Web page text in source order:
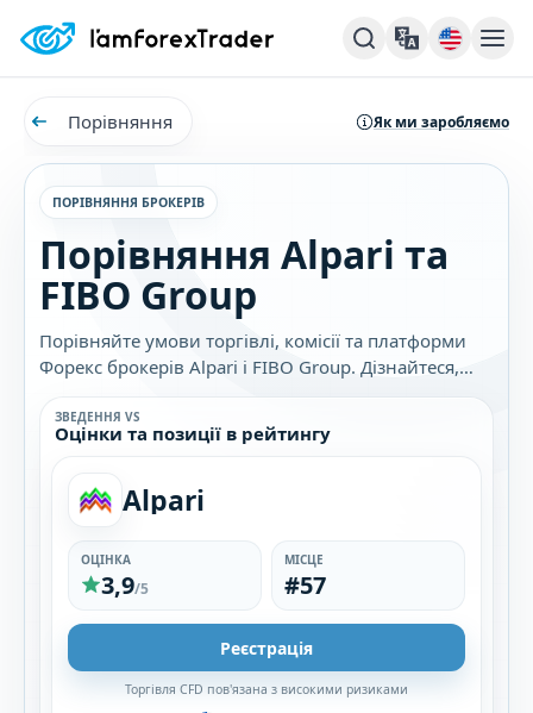
Порівняння Як ми заробляємо
ПОРІВНЯННЯ БРОКЕРІВ
Порівняння Alpari та
FIBO Group
Порівняйте умови торгівлі, комісії та платформи
Форекс брокерів Alpari і FIBO Group. Дізнайтеся,
який брокер найкраще підходить саме вам.
ЗВЕДЕННЯ VS
Оцінки та позиції в рейтингу
Alpari
ОЦІНКА
3,9/5
МІСЦЕ
#57
Реєстрація
Торгівля CFD пов'язана з високими ризиками